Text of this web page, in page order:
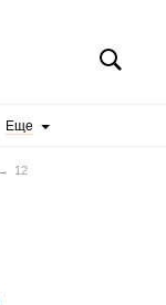
Еще
12